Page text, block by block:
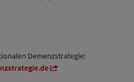
Demenzstrategie: